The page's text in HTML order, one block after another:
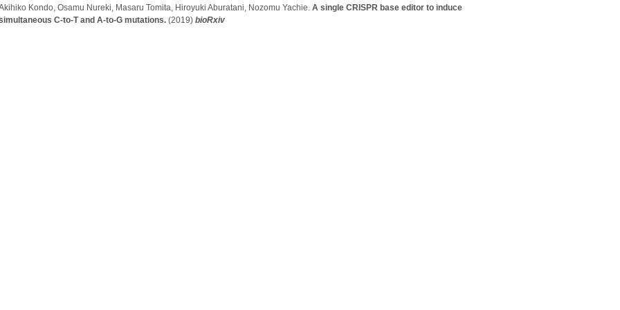
Kondo, Osamu Nureki, Masaru Tomita, Hiroyuki Aburatani, Nozomu Yachie. A single CRISPR base editor to induce
C-to-T and A-to-G mutations. (2019) bioRxiv